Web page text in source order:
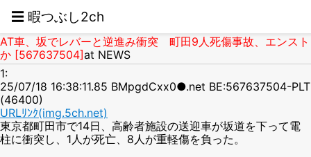
☰ 暇つぶし2ch
AT車、坂でレバーと逆進み衝突 町田9人死傷事故、エンスト
か [567637504]at NEWS
1:
25/07/18 16:38:11.85 BMpgdCxx0●.net BE:567637504-PLT
(46400)
URLﾘﾝｸ(img.5ch.net)
東京都町田市で14日、高齢者施設の送迎車が坂道を下って電
柱に衝突し、1人が死亡、8人が重軽傷を負った。